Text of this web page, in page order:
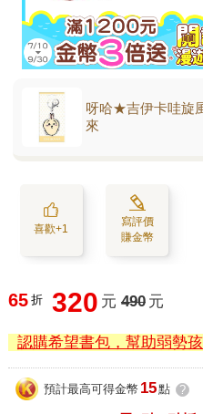
呀哈★吉伊卡哇旋
來
喜歡+1
寫評價
賺金幣
65 折 320 元 490 元
認購希望書包，幫助弱勢
預計最高可得金幣 15點 ?